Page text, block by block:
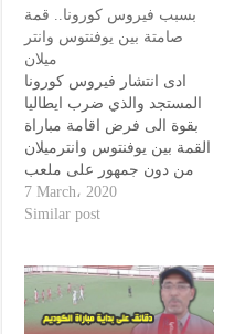
بسبب فيروس كورونا.. قمة
صامتة بين يوفنتوس وانتر
ميلان
ادى انتشار فيروس كورونا
المستجد والذي ضرب ايطاليا
بقوة الى فرض اقامة مباراة
القمة بين يوفنتوس وانترميلان
من دون جمهور على ملعب
اليانز ارينا ضمن المرحلة
السادسة والعشرين من
الاسبوع الماضي لكنها لم تقم
في موعدها قبل ان يعلن
الاتحاد الايطالي اقامتها…
7 March، 2020
Similar post